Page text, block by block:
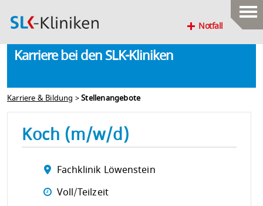
Notfall
Karriere bei den SLK-Kliniken
Karriere & Bildung >Stellenangebote
Koch (m/w/d)
Fachklinik Löwenstein
Voll/Teilzeit